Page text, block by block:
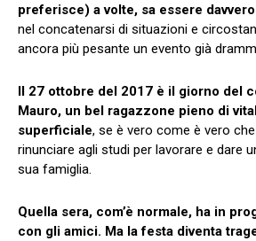
preferisce) a volte, sa essere
nel concatenarsi di situazioni e
ancora più pesante un evento già
Il 27 ottobre del 2017 è il giorno del
Mauro, un bel ragazzone pieno di
superficiale, se è vero come è vero
rinunciare agli studi per lavorare e dare
sua famiglia.
Quella sera, com’è normale, ha in
con gli amici. Ma la festa diventa